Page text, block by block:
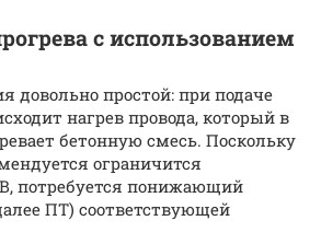
с использованием
довольно простой: при подаче
нагрев провода, который в
бетонную смесь. Поскольку
ограничится
потребуется понижающий
ПТ) соответствующей